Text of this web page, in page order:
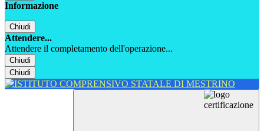
Informazione
Chiudi
Attendere...
Attendere il completamento dell'operazione...
Chiudi
Chiudi